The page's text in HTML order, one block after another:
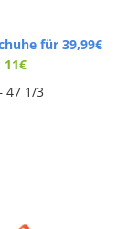
für 39,99€
11€
47 1/3